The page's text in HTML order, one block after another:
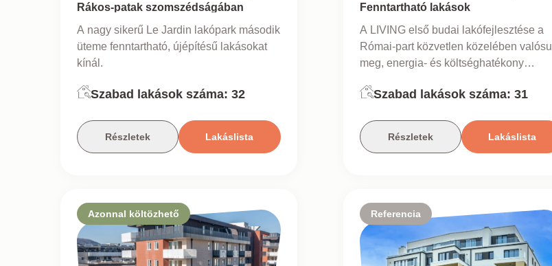
Rákos-patak szomszédságában
A nagy sikerű Le Jardin lakópark második
üteme fenntartható, újépítésű lakásokat
kínál.
Szabad lakások száma: 32
Részletek Lakáslista
Fenntartható lakások
A LIVING első budai lakófejlesztése a
Római-part közvetlen közelében valósul
meg, energia- és költséghatékony
Szabad lakások száma: 31
Részletek Lakáslista
Azonnal költözhető Referencia